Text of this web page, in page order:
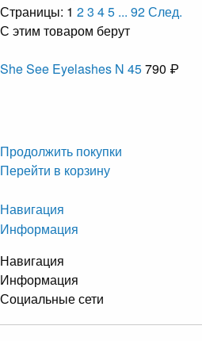
Страницы: 1 23 45 ... 92След.
С этим товаром берут
She See Eyelashes N 45790 ₽
Продолжить покупки
Перейти в корзину
Навигация
Информация
Навигация
Информация
Социальные сети